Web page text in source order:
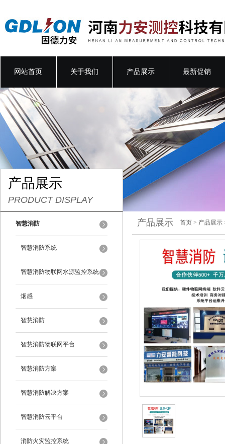
网站首页 关于我们 产品展示 最新促销
产品展示
PRODUCT DISPLAY
智慧消防
智慧消防系统
智慧消防物联网水源监控系统
烟感
智慧消防
智慧消防物联网平台
智慧消防方案
智慧消防解决方案
智慧消防云平台
消防火灾监控系统
产品展示 首页 > 产品展示